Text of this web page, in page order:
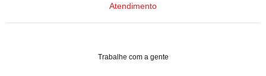
Atendimento
Trabalhe com a gente